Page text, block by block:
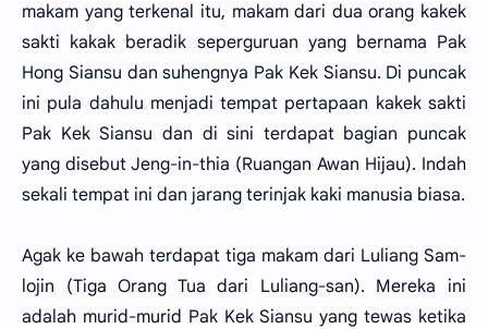
makam yang terkenal itu, makam dari dua orang kakek
sakti kakak beradik seperguruan yang bernama Pak
Hong Siansu dan suhengnya Pak Kek Siansu. Di puncak
ini pula dahulu menjadi tempat pertapaan kakek sakti
Pak Kek Siansu dan di sini terdapat bagian puncak
yang disebut Jeng-in-thia (Ruangan Awan Hijau). Indah
sekali tempat ini dan jarang terinjak kaki manusia biasa.
Agak ke bawah terdapat tiga makam dari Luliang Sam-
lojin (Tiga Orang Tua dari Luliang-san). Mereka ini
adalah murid-murid Pak Kek Siansu yang tewas ketika